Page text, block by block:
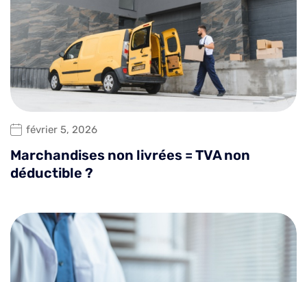
février 5, 2026
Marchandises non livrées = TVA non
déductible ?